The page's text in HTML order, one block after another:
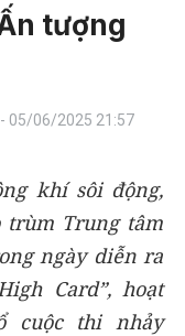
tượng
05/06/2025 21:57
khí sôi động,
trùm Trung tâm
ngày diễn ra
Card”, hoạt
cuộc thi nhảy